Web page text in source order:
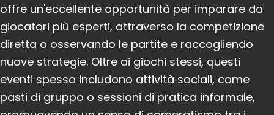
offre un'eccellente opportunità per imparare da
giocatori più esperti, attraverso la competizione
diretta o osservando le partite e raccogliendo
nuove strategie. Oltre ai giochi stessi, questi
eventi spesso includono attività sociali, come
pasti di gruppo o sessioni di pratica informale,